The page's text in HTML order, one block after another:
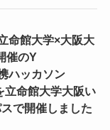
命館大学×大阪大
催のY
ハッカソン
立命館大学大阪い
で開催しました